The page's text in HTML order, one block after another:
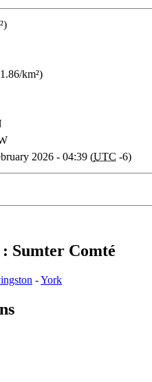
km²)
2026 - 04:39 (UTC -6)
Sumter Comté
-York